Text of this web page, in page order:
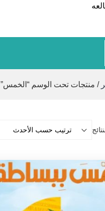
/ منتجات تحت الوسم “الخمس”
تم
الأحدث